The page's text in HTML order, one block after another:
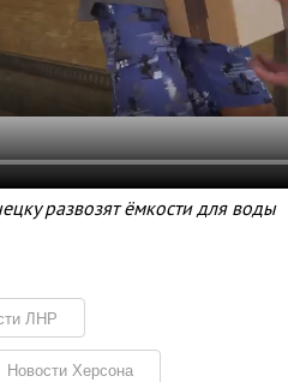
развозят ёмкости для воды
ЛНР
Новости Херсона